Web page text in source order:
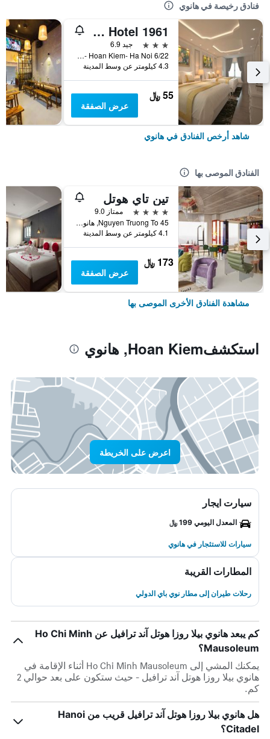
فنادق رخيصة في هانوي
Old Quarter Hotel 1961
3 نجوم
جيد 6.9
6/22 Hang Voi Street- Ly Thai To- Hoan Kiem- Ha Noi, هانوي, فيتنام
4.3 كيلومتر عن وسط المدينة
55 ﷼
عرض الصفقة
شاهد أرخص الفنادق في هانوي
الفنادق الموصى بها
تين تاي هوتل
4 نجوم
ممتاز 9.0
45 Nguyen Truong To, هانوي, فيتنام
4.1 كيلومتر عن وسط المدينة
173 ﷼
عرض الصفقة
مشاهدة الفنادق الأخرى الموصى بها
استكشفHoan Kiem, هانوي
اعرض على الخريطة
سيارت ايجار
المعدل اليومي 199 ﷼
سيارات للاستئجار في هانوي
المطارات القريبة
رحلات طيران إلى مطار نوي باي الدولي
كم يبعد هانوي بيلا روزا هوتل آند ترافيل عن Ho Chi Minh
Mausoleum؟
يمكنك المشي إلى Ho Chi Minh Mausoleum أثناء الإقامة في
هانوي بيلا روزا هوتل آند ترافيل - حيث ستكون على بعد حوالي 2
كم.
هل هانوي بيلا روزا هوتل آند ترافيل قريب من Hanoi
Citadel؟